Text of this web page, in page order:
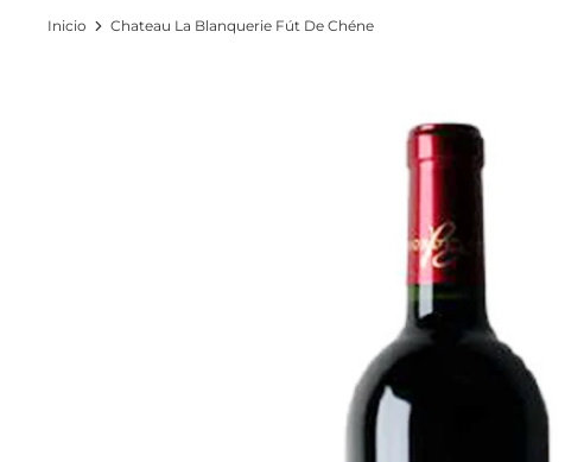
Inicio Chateau La Blanquerie Fút De Chéne